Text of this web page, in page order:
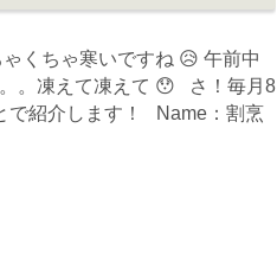
くちゃ寒いですね 😥 午前中
。凍えて凍えて 😯 さ！毎月8
で紹介します！ Name：割烹